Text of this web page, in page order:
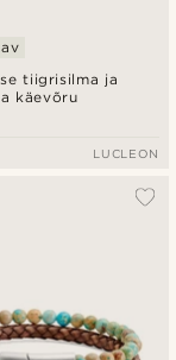
tiigrisilma ja
käevõru
LUCLEON